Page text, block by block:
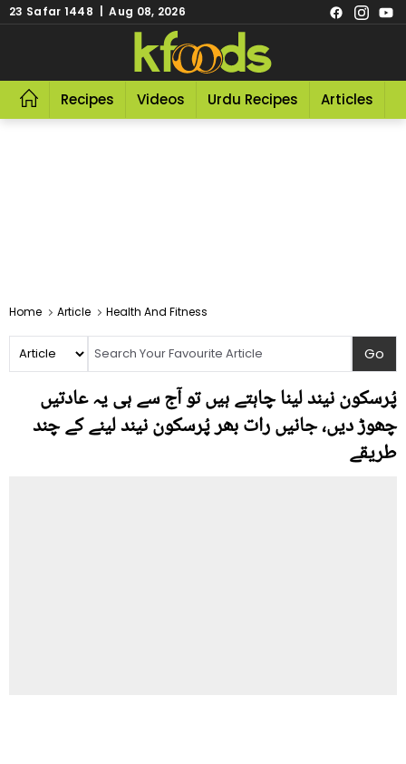
23 Safar 1448 | Aug 08, 2026
Recipes Videos Urdu Recipes Articles
Home Article Health And Fitness
پُرسکون نیند لینا چاہتے ہیں تو آج سے ہی یہ عادتیں
چھوڑ دیں، جانیں رات بھر پُرسکون نیند لینے کے چند
طریقے